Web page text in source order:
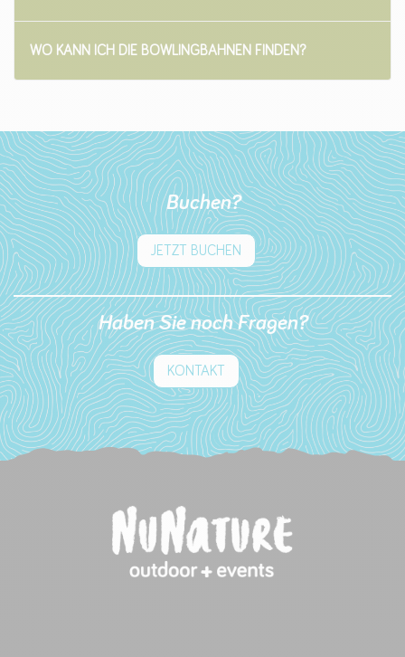
WO KANN ICH DIE BOWLINGBAHNEN FINDEN?
Buchen?
JETZT BUCHEN
Haben Sie noch Fragen?
KONTAKT